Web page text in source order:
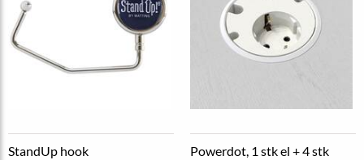
StandUp hook
Powerdot, 1 stk el + 4 stk